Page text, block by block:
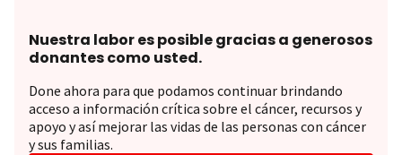
Nuestra labor es posible gracias a generosos
donantes como usted.
Done ahora para que podamos continuar brindando
acceso a información crítica sobre el cáncer, recursos y
apoyo y así mejorar las vidas de las personas con cáncer
y sus familias.